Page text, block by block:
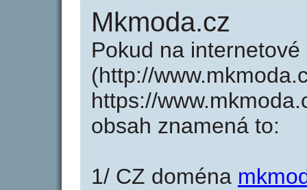
Mkmoda.cz
Pokud na
(http://
https://
obsah znamená to:
1/ CZ doména